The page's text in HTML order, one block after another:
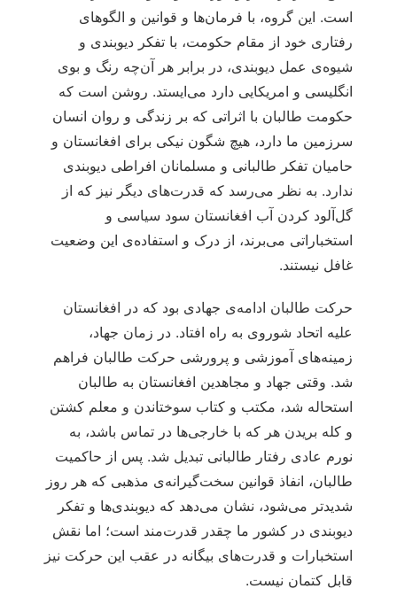
است. این گروه، با فرمان‌ها و قوانین و الگوهای
رفتاری خود از مقام حکومت، با تفکر دیوبندی و
شیوه‌ی عمل دیوبندی، در برابر هر آن‌چه رنگ و بوی
انگلیسی و امریکایی دارد می‌ایستد. روشن است که
حکومت طالبان با اثراتی که بر زندگی و روان انسان
سرزمین ما دارد، هیچ شگون نیکی برای افغانستان و
حامیان تفكر طالبانی و مسلمانان افراطی دیوبندی
ندارد. به نظر می‌رسد که قدرت‌های دیگر نیز که از
گل‌آلود کردن آب افغانستان سود سیاسی و
استخباراتی می‌برند، از درک و استفاده‌ی این وضعیت
غافل نیستند.
حرکت طالبان ادامه‌ی جهادی بود که در افغانستان
علیه اتحاد شوروی به راه افتاد. در زمان جهاد،
زمینه‌های آموزشی و پرورشی حرکت طالبان فراهم
شد. وقتی جهاد و مجاهدین افغانستان به طالبان
استحاله شد، مکتب و کتاب سوختاندن و معلم کشتن
و کله بریدن هر که با خارجی‌ها در تماس باشد، به
نورم عادی رفتار طالبانی تبدیل شد. پس از حاکمیت
طالبان، انفاذ قوانین سخت‌گیرانه‌ی مذهبی که هر روز
شدیدتر می‌شود، نشان می‌دهد که دیوبندی‌ها و تفکر
دیوبندی در کشور ما چقدر قدرت‌مند است؛ اما نقش
استخبارات و قدرت‌های بیگانه در عقب این حرکت نیز
قابل کتمان نیست.